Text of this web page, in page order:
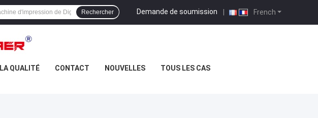
French
Demande de soumission |
Rechercher
QUALITÉ CONTACT NOUVELLES TOUS LES CAS